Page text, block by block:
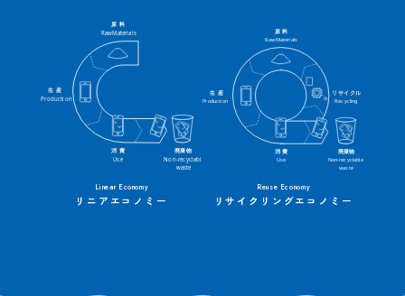
リニアエコノミー リサイクリングエコノミー